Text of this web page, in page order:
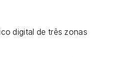
digital de três zonas